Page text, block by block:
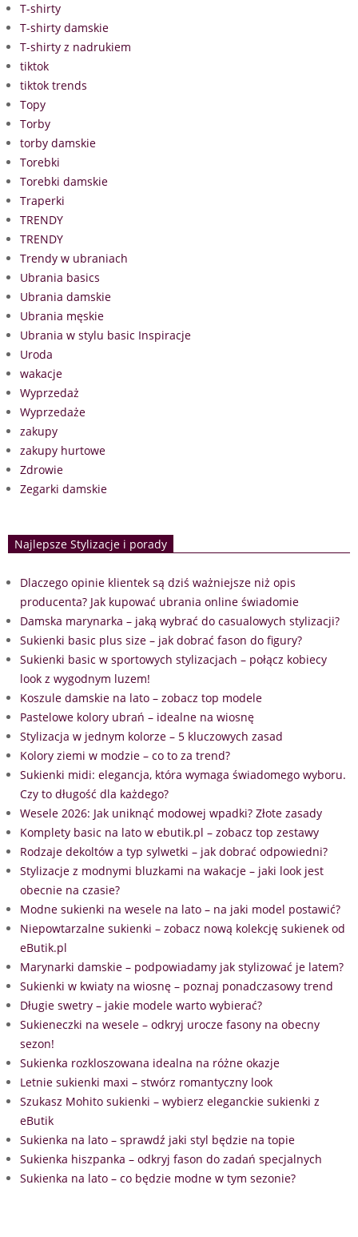
T-shirty
T-shirty damskie
T-shirty z nadrukiem
tiktok
tiktok trends
Topy
Torby
torby damskie
Torebki
Torebki damskie
Traperki
TRENDY
TRENDY
Trendy w ubraniach
Ubrania basics
Ubrania damskie
Ubrania męskie
Ubrania w stylu basic Inspiracje
Uroda
wakacje
Wyprzedaż
Wyprzedaże
zakupy
zakupy hurtowe
Zdrowie
Zegarki damskie
Najlepsze Stylizacje i porady
Dlaczego opinie klientek są dziś ważniejsze niż opis
producenta? Jak kupować ubrania online świadomie
Damska marynarka – jaką wybrać do casualowych stylizacji?
Sukienki basic plus size – jak dobrać fason do figury?
Sukienki basic w sportowych stylizacjach – połącz kobiecy
look z wygodnym luzem!
Koszule damskie na lato – zobacz top modele
Pastelowe kolory ubrań – idealne na wiosnę
Stylizacja w jednym kolorze – 5 kluczowych zasad
Kolory ziemi w modzie – co to za trend?
Sukienki midi: elegancja, która wymaga świadomego wyboru.
Czy to długość dla każdego?
Wesele 2026: Jak uniknąć modowej wpadki? Złote zasady
Komplety basic na lato w ebutik.pl – zobacz top zestawy
Rodzaje dekoltów a typ sylwetki – jak dobrać odpowiedni?
Stylizacje z modnymi bluzkami na wakacje – jaki look jest
obecnie na czasie?
Modne sukienki na wesele na lato – na jaki model postawić?
Niepowtarzalne sukienki – zobacz nową kolekcję sukienek od
eButik.pl
Marynarki damskie – podpowiadamy jak stylizować je latem?
Sukienki w kwiaty na wiosnę – poznaj ponadczasowy trend
Długie swetry – jakie modele warto wybierać?
Sukieneczki na wesele – odkryj urocze fasony na obecny
sezon!
Sukienka rozkloszowana idealna na różne okazje
Letnie sukienki maxi – stwórz romantyczny look
Szukasz Mohito sukienki – wybierz eleganckie sukienki z
eButik
Sukienka na lato – sprawdź jaki styl będzie na topie
Sukienka hiszpanka – odkryj fason do zadań specjalnych
Sukienka na lato – co będzie modne w tym sezonie?